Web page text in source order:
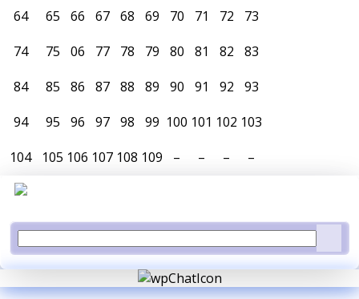
64
65 66 67 68 69 70 71 72
73
74
75 06 77 78 79 80 81 82
83
84
85 86 87 88 89 90 91 92
93
94
95 96 97 98 99 100 101 102 103
104
105 106 107 108 109 – – – –